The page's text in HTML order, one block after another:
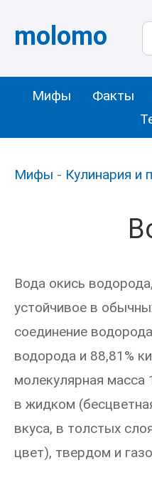
molomo
Мифы Факты
Мифы - Кулинария и
Вода окись
устойчивое в
соединение
водорода и 88,81%
молекулярная
в жидком
вкуса, в толстых
цвет), твердом и